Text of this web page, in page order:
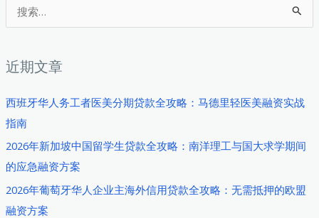
索
近期文章
西班牙华人务工者医美分期贷款全攻略：马德里轻医美融资实战
指南
2026年新加坡中国留学生贷款全攻略：南洋理工与国大求学期间
的应急融资方案
2026年葡萄牙华人企业主海外信用贷款全攻略：无需抵押的欧盟
融资方案